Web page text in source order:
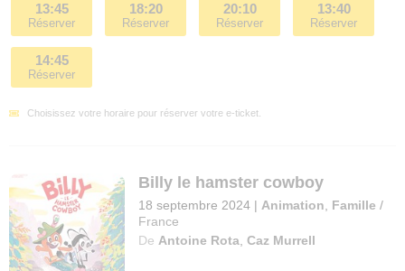
13:45
Réserver
18:20
Réserver
20:10
Réserver
13:40
Réserver
14:45
Réserver
Choisissez votre horaire pour réserver votre e-ticket.
Billy le hamster cowboy
18 septembre 2024 | Animation Famille /
France
De Antoine Rota ,Caz Murrell